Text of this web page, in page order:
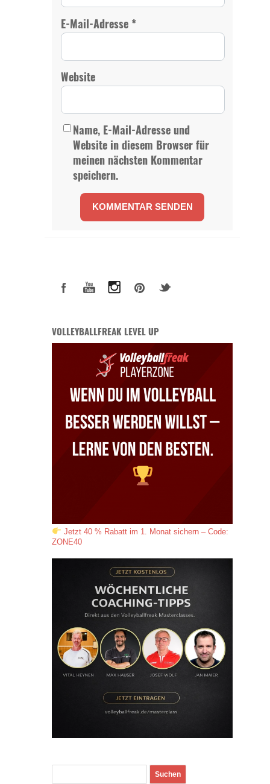
E-Mail-Adresse *
Website
Name, E-Mail-Adresse und
Website in diesem Browser für
meinen nächsten Kommentar
speichern.
VOLLEYBALLFREAK LEVEL UP
Jetzt 40 % Rabatt im 1. Monat sichern – Code:
ZONE40